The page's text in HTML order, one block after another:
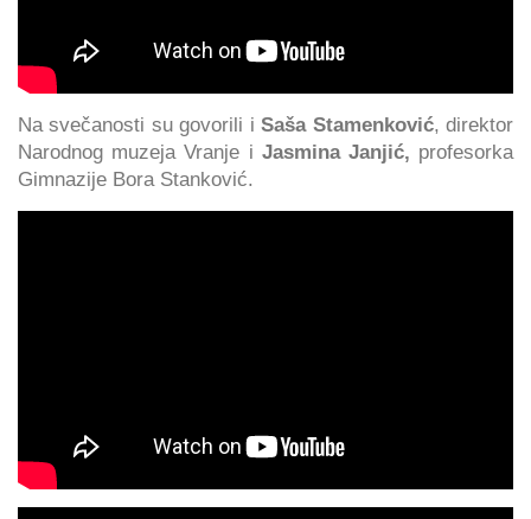
Na svečanosti su govorili iSaša Stamenković, direktor
Narodnog muzeja Vranje i Jasmina Janjić, profesorka
Gimnazije Bora Stanković.